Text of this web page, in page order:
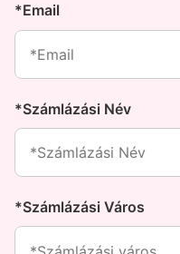
*Email
*Számlázási Név
*Számlázási Város